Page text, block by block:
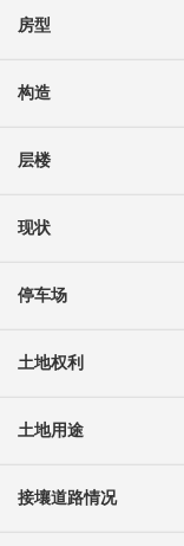
房型
构造
层楼
现状
停车场
土地权利
土地用途
接壤道路情况